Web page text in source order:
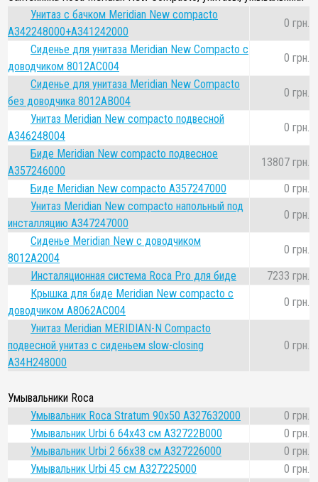
Унитаз с бачком Meridian New compacto
A342248000+A341242000
0 грн.
Сиденье для унитаза Meridian New Compacto с
доводчиком 8012AC004
0 грн.
Сиденье для унитаза Meridian New Compacto
без доводчика 8012AB004
0 грн.
Унитаз Meridian New compacto подвесной
A346248004
0 грн.
Биде Meridian New compacto подвесное
A357246000
13807 грн.
Биде Meridian New compacto A357247000
0 грн.
Унитаз Meridian New compacto напольный под
инсталляцию A347247000
0 грн.
Сиденье Meridian New с доводчиком
8012A2004
0 грн.
Инсталяционная система Roca Pro для биде
7233 грн.
Крышка для биде Meridian New compacto с
доводчиком A8062AC004
0 грн.
Унитаз Meridian MERIDIAN-N Compacto
подвесной унитаз с сиденьем slow-closing
A34H248000
0 грн.
Умывальники Roca
Умывальник Roca Stratum 90x50 A327632000
0 грн.
Умывальник Urbi 6 64х43 см A32722B000
0 грн.
Умывальник Urbi 2 66х38 см A327226000
0 грн.
Умывальник Urbi 45 см A327225000
0 грн.